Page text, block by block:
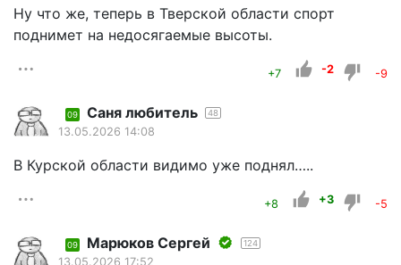
Ну что же, теперь в Тверской области спорт
поднимет на недосягаемые высоты.
+7 -2 -9
09 Саня любитель 48
13.05.2026 14:08
В Курской области видимо уже поднял…..
+8 +3 -5
09 Марюков Сергей 124
13.05.2026 17:52